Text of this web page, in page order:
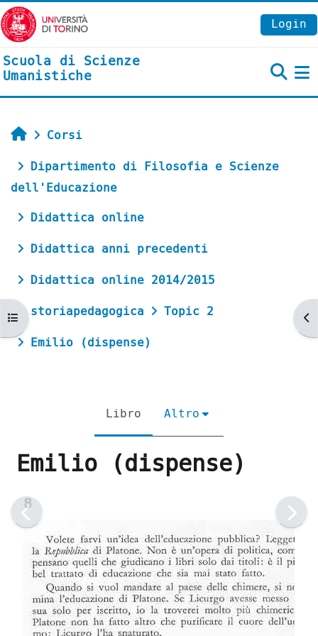
Vai al contenuto principale
Login
Scuola di Scienze
Umanistiche
Apri indice del corso
Home
Corsi
Dipartimento di Filosofia e Scienze
dell'Educazione
Didattica online
Didattica anni precedenti
Didattica online 2014/2015
storiapedagogica
Topic 2
Emilio (dispense)
Libro Altro
Emilio (dispense)
8